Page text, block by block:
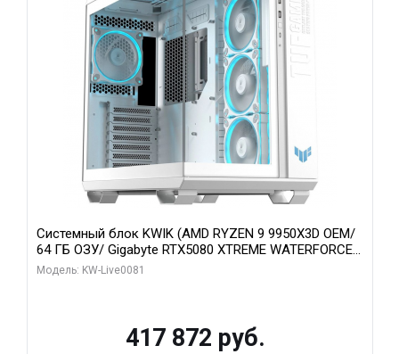
Системный блок KWIK (AMD RYZEN 9 9950X3D OEM/
64 ГБ ОЗУ/ Gigabyte RTX5080 XTREME WATERFORCE
16GB GDDR7 256bit/ 1 ТБ SSD)
Модель: KW-Live0081
417 872 руб.